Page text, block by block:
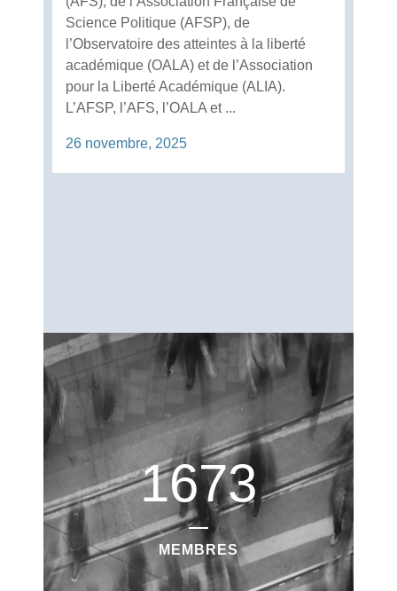
Science Politique (AFSP), de
l’Observatoire des atteintes à la liberté
académique (OALA) et de l’Association
pour la Liberté Académique (ALIA).
L’AFSP, l’AFS, l’OALA et ...
26 novembre, 2025
1673
MEMBRES